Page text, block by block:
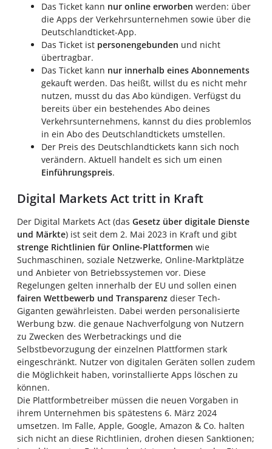
Das Ticket kann nur online erworben werden: über
die Apps der Verkehrsunternehmen sowie über die
Deutschlandticket-App.
Das Ticket ist personengebunden und nicht
übertragbar.
Das Ticket kann nur innerhalb eines Abonnements
gekauft werden. Das heißt, willst du es nicht mehr
nutzen, musst du das Abo kündigen. Verfügst du
bereits über ein bestehendes Abo deines
Verkehrsunternehmens, kannst du dies problemlos
in ein Abo des Deutschlandtickets umstellen.
Der Preis des Deutschlandtickets kann sich noch
verändern. Aktuell handelt es sich um einen
Einführungspreis.
Digital Markets Act tritt in Kraft
Der Digital Markets Act (das Gesetz über digitale Dienste
und Märkte) ist seit dem 2. Mai 2023 in Kraft und gibt
strenge Richtlinien für Online-Plattformen wie
Suchmaschinen, soziale Netzwerke, Online-Marktplätze
und Anbieter von Betriebssystemen vor. Diese
Regelungen gelten innerhalb der EU und sollen einen
fairen Wettbewerb und Transparenz dieser Tech-
Giganten gewährleisten. Dabei werden personalisierte
Werbung bzw. die genaue Nachverfolgung von Nutzern
zu Zwecken des Werbetrackings und die
Selbstbevorzugung der einzelnen Plattformen stark
eingeschränkt. Nutzer von digitalen Geräten sollen zudem
die Möglichkeit haben, vorinstallierte Apps löschen zu
können.
Die Plattformbetreiber müssen die neuen Vorgaben in
ihrem Unternehmen bis spätestens 6. März 2024
umsetzen. Im Falle, Apple, Google, Amazon & Co. halten
sich nicht an diese Richtlinien, drohen diesen Sanktionen;